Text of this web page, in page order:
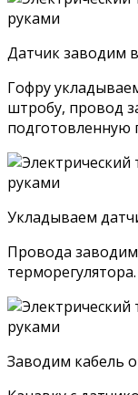
Датчик заводим
Гофру
штробу, провод
подготовленную
Укладываем
Провода
терморегулятора.
Заводим кабель